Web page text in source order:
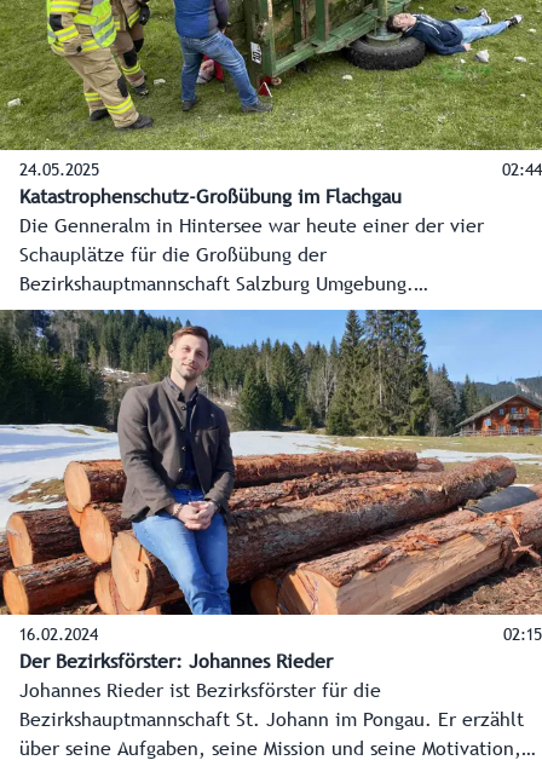
24.05.2025 02:44
Katastrophenschutz-Großübung im Flachgau
Die Genneralm in Hintersee war heute einer der vier
Schauplätze für die Großübung der
Bezirkshauptmannschaft Salzburg Umgebung.
Übungsannahme: Ein tragischer Unfall einer Polterrunde
mit vielen Verletzten und auch vermissten Personen. 300
Einsatzkräfte von der Polizei, Freiwilligen Feuerwehr, dem
Roten Kreuz, des Bundesheeres, der Berg-, Höhlen- und
Wasserrettung sowie Vertreter der Bezirkshauptmannschaft
Salzburg Umgebung waren an der Großübung beteiligt.
16.02.2024 02:15
Der Bezirksförster: Johannes Rieder
Johannes Rieder ist Bezirksförster für die
Bezirkshauptmannschaft St. Johann im Pongau. Er erzählt
über seine Aufgaben, seine Mission und seine Motivation,